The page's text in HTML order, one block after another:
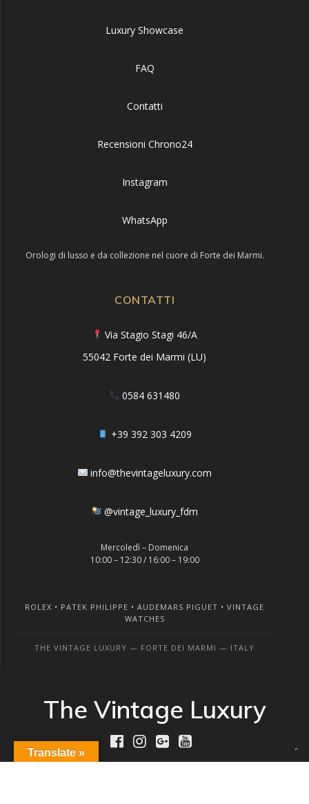
Luxury Showcase
FAQ
Contatti
Recensioni Chrono24
Instagram
WhatsApp
Orologi di lusso e da collezione nel cuore di Forte dei Marmi.
CONTATTI
Via Stagio Stagi 46/A
55042 Forte dei Marmi (LU)
0584 631480
+39 392 303 4209
info@thevintageluxury.com
@vintage_luxury_fdm
Mercoledì – Domenica
10:00 – 12:30 / 16:00 – 19:00
ROLEX • PATEK PHILIPPE • AUDEMARS PIGUET • VINTAGE
WATCHES
THE VINTAGE LUXURY — FORTE DEI MARMI — ITALY
The Vintage Luxury
Translate »